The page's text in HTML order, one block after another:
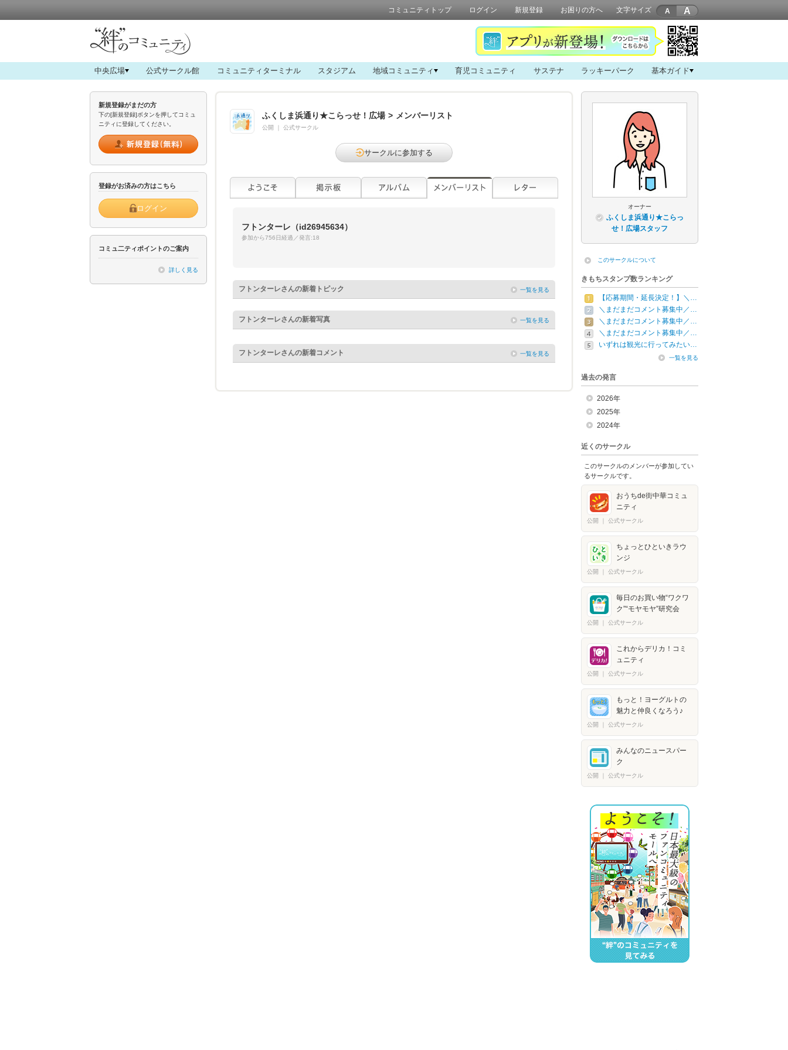
コミュニティトップ ログイン 新規登録 お困りの方へ 文字サイズ A
中央広場 公式サークル館 コミュニティターミナル スタジアム 地域コミュニティ 育児コミュニティ サステナ ラッキーパーク 基本ガイド
新規登録がまだの方
下の[新規登録]ボタンを押してコミュ
ニティに登録してください。
登録がお済みの方はこちら
ログイン
コミュ二ティポイントのご案内
詳しく見る
ふくしま浜通り★こらっせ！広場 > メンバーリスト
公開 公式サークル
サークルに参加する
フトンターレ （id26945634）
参加から756日経過／発言:18
フトンターレさんの新着トピック 一覧を見る
フトンターレさんの新着写真 一覧を見る
フトンターレさんの新着コメント 一覧を見る
オーナー
ふくしま浜通り★こらっ
せ！広場スタッフ
このサークルについて
きもちスタンプ数ランキング
【応募期間・延長決定！】＼…
＼まだまだコメント募集中／…
＼まだまだコメント募集中／…
＼まだまだコメント募集中／…
いずれは観光に行ってみたい…
一覧を見る
過去の発言
2026年
2025年
2024年
近くのサークル
このサークルのメンバーが参加してい
るサークルです。
おうちde街中華コミュ
ニティ
公開 公式サークル
ちょっとひといきラウ
ンジ
公開 公式サークル
毎日のお買い物“ワクワ
ク”“モヤモヤ”研究会
公開 公式サークル
これからデリカ！コミ
ュニティ
公開 公式サークル
もっと！ヨーグルトの
魅力と仲良くなろう♪
公開 公式サークル
みんなのニュースパー
ク
公開 公式サークル